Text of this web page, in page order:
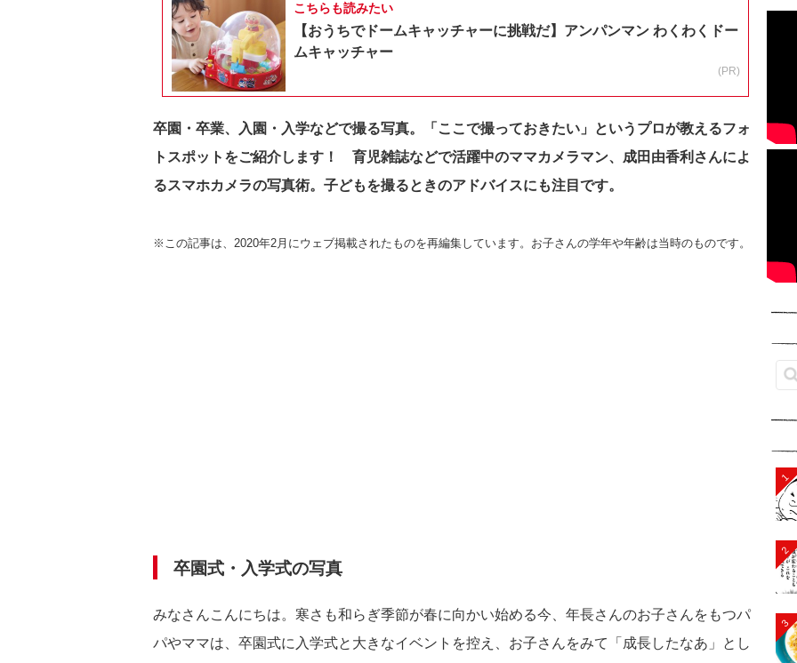
こちらも読みたい
【おうちでドームキャッチャーに挑戦だ】アンパンマン わくわくドー
ムキャッチャー
(PR)
卒園・卒業、入園・入学などで撮る写真。「ここで撮っておきたい」というプロが教えるフォ
トスポットをご紹介します！ 育児雑誌などで活躍中のママカメラマン、成田由香利さんによ
るスマホカメラの写真術。子どもを撮るときのアドバイスにも注目です。
※この記事は、2020年2月にウェブ掲載されたものを再編集しています。お子さんの学年や年齢は当時のものです。
卒園式・入学式の写真
みなさんこんにちは。寒さも和らぎ季節が春に向かい始める今、年長さんのお子さんをもつパ
パやママは、卒園式に入学式と大きなイベントを控え、お子さんをみて「成長したなあ」とし
1
2
3